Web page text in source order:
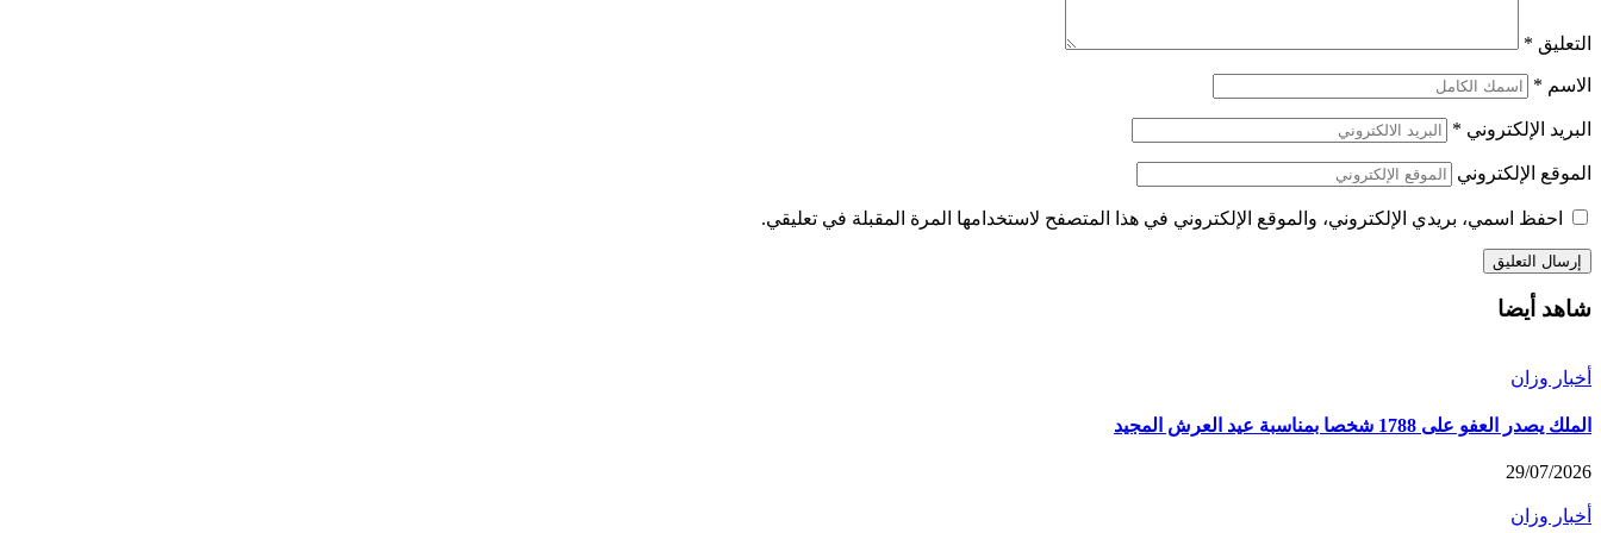
التعليق *
الاسم *
البريد الإلكتروني *
الموقع الإلكتروني
احفظ اسمي، بريدي الإلكتروني، والموقع الإلكتروني في هذا المتصفح لاستخدامها المرة المقبلة في تعليقي.
شاهد أيضا
أخبار وزان
الملك يصدر العفو على 1788 شخصا بمناسبة عيد العرش المجيد
29/07/2026
أخبار وزان